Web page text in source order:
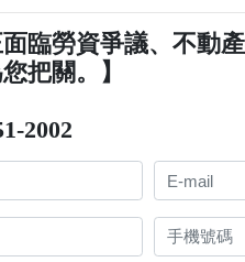
臨勞資爭議、不動
把關。】
2002